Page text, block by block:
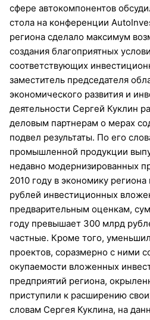
сфере автокомпонентов
стола на конференции
региона сделало максимум
создания благоприятных
соответствующих
заместитель председателя
экономического развития и
деятельности Сергей Куклин
деловым партнерам о мерах
подвел результаты. По его
промышленной продукции
недавно модернизированных
2010 году в экономику
рублей инвестиционных
предварительным оценкам,
году превышает 300 млрд
частные. Кроме того,
проектов, соразмерно с ними
окупаемости вложенных
предприятий региона,
приступили к расширению
словам Сергея Куклина, на